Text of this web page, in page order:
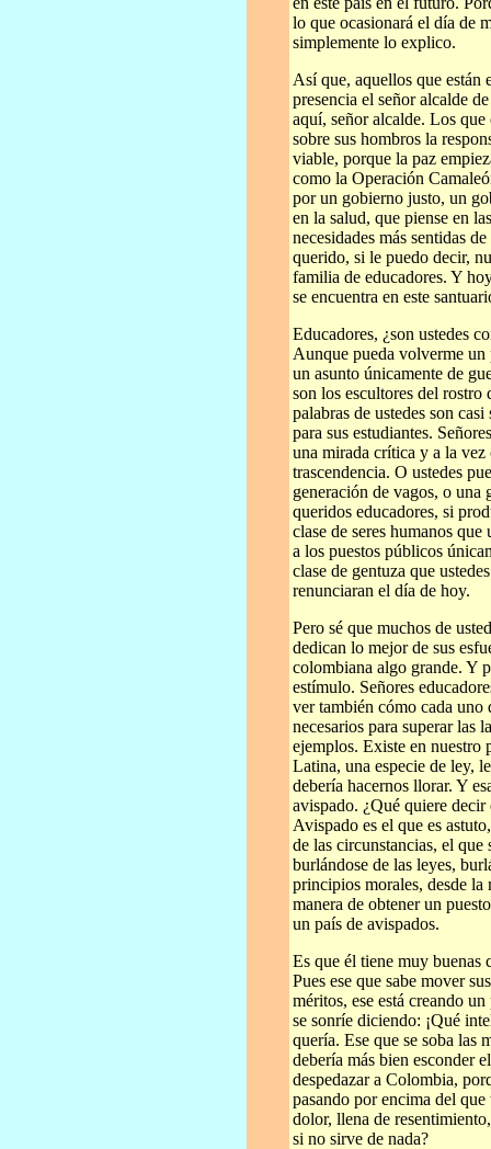
lo que ocasionará el día de
simplemente lo explico.
Así que, aquellos que están
presencia el señor alcalde
aquí, señor alcalde. Los
sobre sus hombros la
viable, porque la paz
como la Operación
por un gobierno justo, un
en la salud, que piense en
necesidades más sentidas
querido, si le puedo decir,
familia de educadores. Y
se encuentra en este
Educadores, ¿son ustedes
Aunque pueda volverme un
un asunto únicamente de
son los escultores del rostro
palabras de ustedes son
para sus estudiantes.
una mirada crítica y a la vez
trascendencia. O ustedes
generación de vagos, o una
queridos educadores, si
clase de seres humanos
a los puestos públicos
clase de gentuza que
renunciaran el día de hoy.
Pero sé que muchos de
dedican lo mejor de sus
colombiana algo grande. Y
estímulo. Señores
ver también cómo cada uno
necesarios para superar las
ejemplos. Existe en nuestro
Latina, una especie de ley,
debería hacernos llorar. Y
avispado. ¿Qué quiere decir
Avispado es el que es
de las circunstancias, el que
burlándose de las leyes,
principios morales, desde la
manera de obtener un
un país de avispados.
Es que él tiene muy buenas
Pues ese que sabe mover
méritos, ese está creando
se sonríe diciendo: ¡Qué
quería. Ese que se soba las
debería más bien esconder
despedazar a Colombia,
pasando por encima del
dolor, llena de
si no sirve de nada?